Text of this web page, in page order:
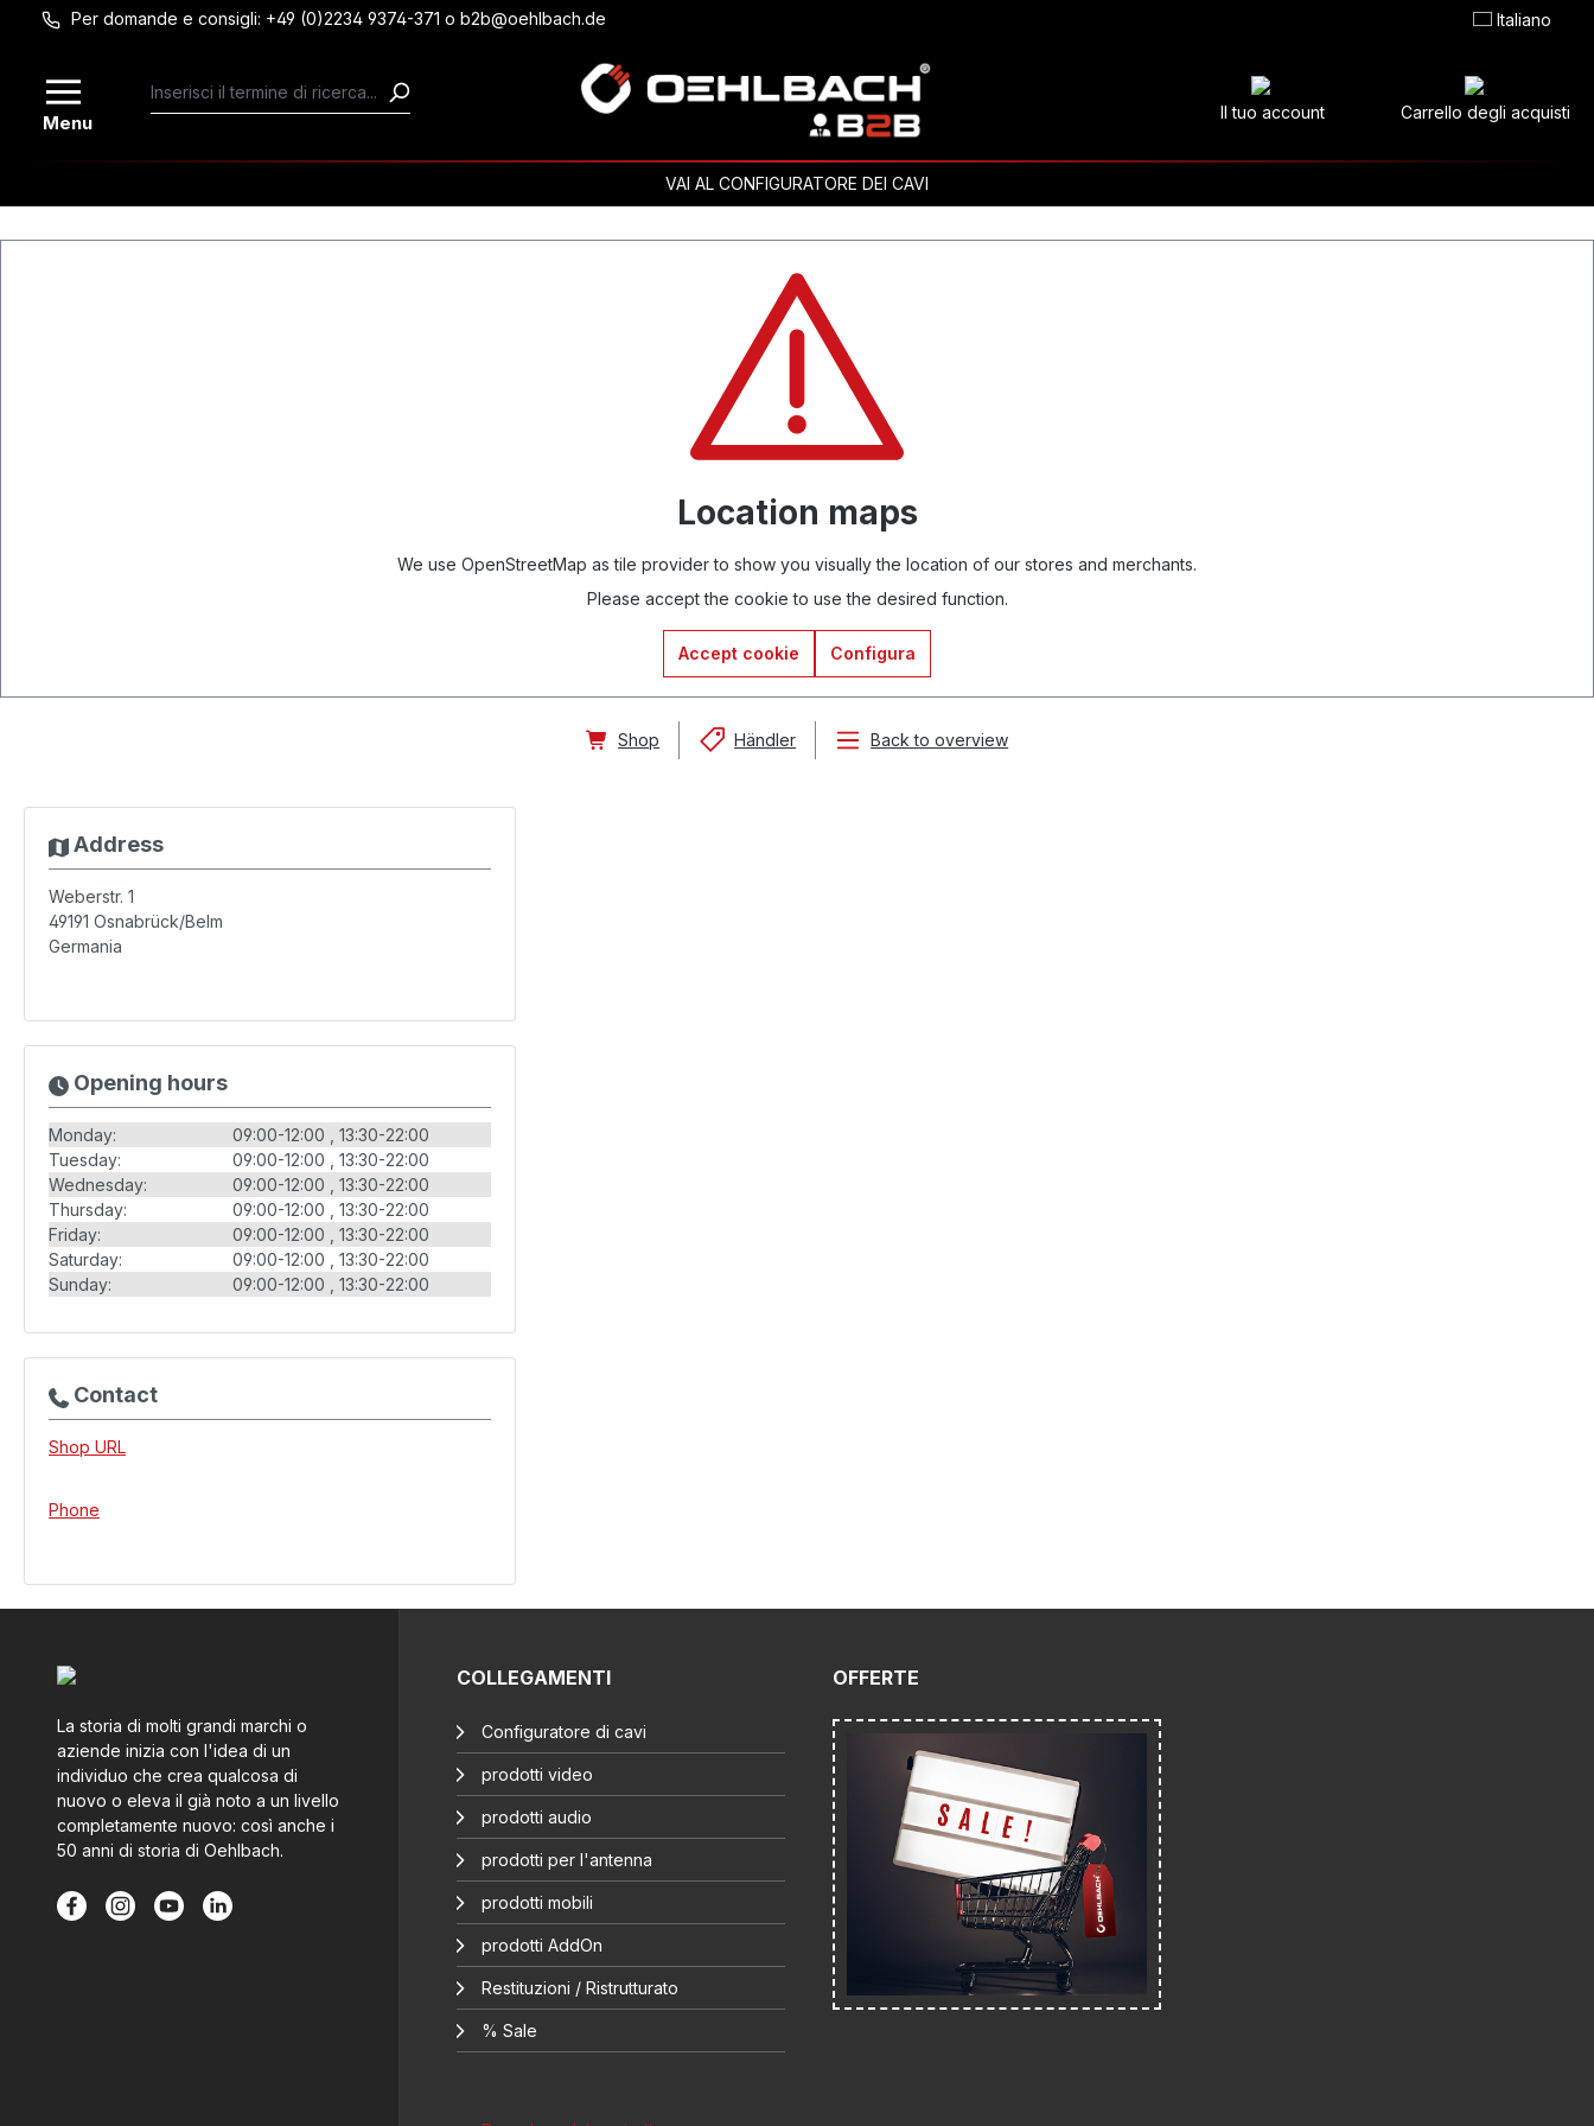
Passa al contenuto principale
Per domande e consigli: +49 (0)2234 9374-371 o b2b@oehlbach.de Italiano
Menu Il tuo account Carrello degli acquisti
VAI AL CONFIGURATORE DEI CAVI
Location maps
We use OpenStreetMap as tile provider to show you visually the location of our stores and merchants.
Please accept the cookie to use the desired function.
Accept cookie Configura
Shop Händler Back to overview
Address
Weberstr. 1
49191 Osnabrück/Belm
Germania
Opening hours
Monday: 09:00-12:00
13:30-22:00
Tuesday:
09:00-12:00
13:30-22:00
Wednesday:
09:00-12:00
13:30-22:00
Thursday:
09:00-12:00
13:30-22:00
Friday:
09:00-12:00
13:30-22:00
Saturday:
09:00-12:00
13:30-22:00
Sunday:
09:00-12:00 13:30-22:00
Contact
Shop URL
Phone
La storia di molti grandi marchi o
aziende inizia con l'idea di un
individuo che crea qualcosa di
nuovo o eleva il già noto a un livello
completamente nuovo: così anche i
50 anni di storia di Oehlbach.
COLLEGAMENTI
Configuratore di cavi
prodotti video
prodotti audio
prodotti per l'antenna
prodotti mobili
prodotti AddOn
Restituzioni / Ristrutturato
% Sale
OFFERTE